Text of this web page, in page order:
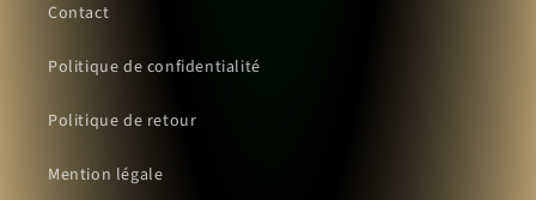
Contact
Politique de confidentialité
Politique de retour
Mention légale